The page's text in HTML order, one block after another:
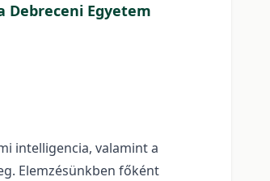
Debreceni Egyetem
intelligencia, valamint a
Elemzésünkben főként